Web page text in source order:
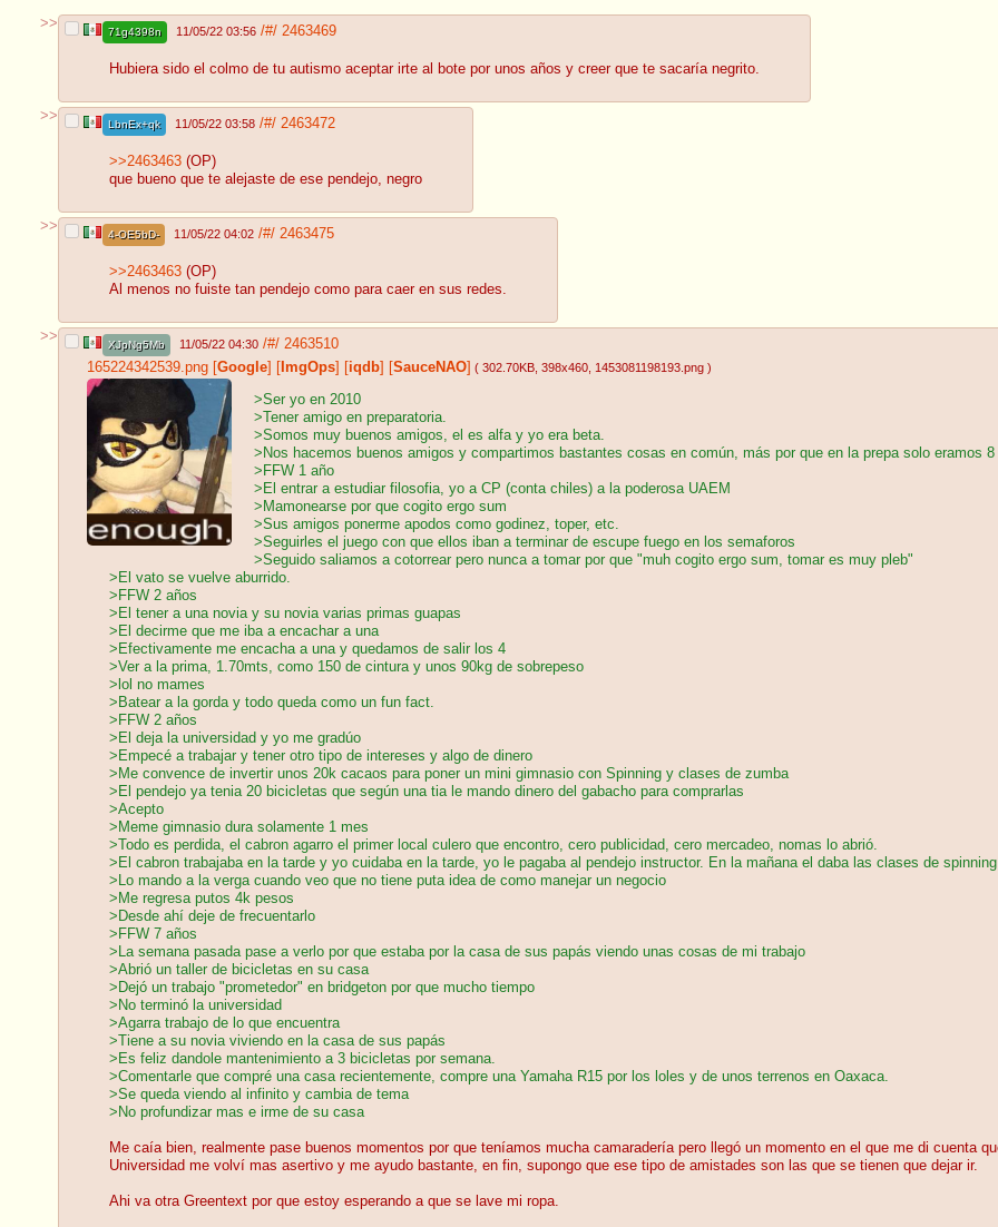
>>
71g4398n 11/05/22 03:56 /#/ 2463469
Hubiera sido el colmo de tu autismo aceptar irte al bote por unos años y creer que te sacaría negrito.
>>
LbnEx+qk 11/05/22 03:58 /#/ 2463472
>>2463463 (OP)
que bueno que te alejaste de ese pendejo, negro
>>
4-OE5bD- 11/05/22 04:02 /#/ 2463475
>>2463463 (OP)
Al menos no fuiste tan pendejo como para caer en sus redes.
>>
XJpNg5Mb 11/05/22 04:30 /#/ 2463510
165224342539.png Google ImgOps iqdb SauceNAO ( 302.70KB , 398x460 , 1453081198193.png )
>Ser yo en 2010
>Tener amigo en preparatoria.
>Somos muy buenos amigos, el es alfa y yo era beta.
>Nos hacemos buenos amigos y compartimos bastantes cosas en común, más por que en la prepa solo eramos
>FFW 1 año
>El entrar a estudiar filosofia, yo a CP (conta chiles) a la poderosa UAEM
>Mamonearse por que cogito ergo sum
>Sus amigos ponerme apodos como godinez, toper, etc.
>Seguirles el juego con que ellos iban a terminar de escupe fuego en los semaforos
>Seguido saliamos a cotorrear pero nunca a tomar por que "muh cogito ergo sum, tomar es muy pleb"
>El vato se vuelve aburrido.
>FFW 2 años
>El tener a una novia y su novia varias primas guapas
>El decirme que me iba a encachar a una
>Efectivamente me encacha a una y quedamos de salir los 4
>Ver a la prima, 1.70mts, como 150 de cintura y unos 90kg de sobrepeso
>lol no mames
>Batear a la gorda y todo queda como un fun fact.
>FFW 2 años
>El deja la universidad y yo me gradúo
>Empecé a trabajar y tener otro tipo de intereses y algo de dinero
>Me convence de invertir unos 20k cacaos para poner un mini gimnasio con Spinning y clases de zumba
>El pendejo ya tenia 20 bicicletas que según una tia le mando dinero del gabacho para comprarlas
>Acepto
>Meme gimnasio dura solamente 1 mes
>Todo es perdida, el cabron agarro el primer local culero que encontro, cero publicidad, cero mercadeo, nomas lo abrió.
>El cabron trabajaba en la tarde y yo cuidaba en la tarde, yo le pagaba al pendejo instructor. En la mañana el daba las clases de spinning
>Lo mando a la verga cuando veo que no tiene puta idea de como manejar un negocio
>Me regresa putos 4k pesos
>Desde ahí deje de frecuentarlo
>FFW 7 años
>La semana pasada pase a verlo por que estaba por la casa de sus papás viendo unas cosas de mi trabajo
>Abrió un taller de bicicletas en su casa
>Dejó un trabajo "prometedor" en bridgeton por que mucho tiempo
>No terminó la universidad
>Agarra trabajo de lo que encuentra
>Tiene a su novia viviendo en la casa de sus papás
>Es feliz dandole mantenimiento a 3 bicicletas por semana.
>Comentarle que compré una casa recientemente, compre una Yamaha R15 por los loles y de unos terrenos en Oaxaca.
>Se queda viendo al infinito y cambia de tema
>No profundizar mas e irme de su casa
Me caía bien, realmente pase buenos momentos por que teníamos mucha camaradería pero llegó un momento en el que me di cuenta
Universidad me volví mas asertivo y me ayudo bastante, en fin, supongo que ese tipo de amistades son las que se tienen que dejar ir.
Ahi va otra Greentext por que estoy esperando a que se lave mi ropa.